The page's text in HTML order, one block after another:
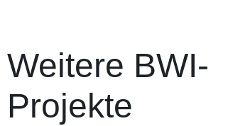
Weitere BWI-
Projekte